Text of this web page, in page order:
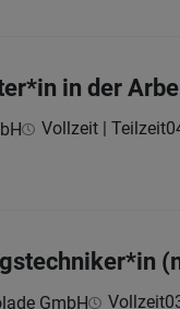
in der
Vollzeit | Teilzeit
GmbH Vollzeit